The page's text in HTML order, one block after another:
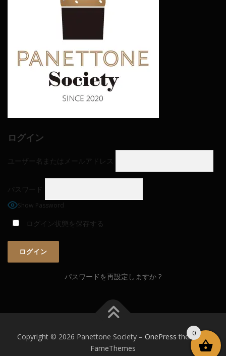
ログイン
ユーザー名またはメールアドレス
パスワード
Show Password
ログイン状態を保存する
パスワードを再設定しますか ?
Copyright © 2026 Panettone Society – OnePress theme by
FameThemes
0